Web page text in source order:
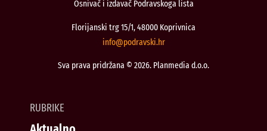
Osnivač i izdavač Podravskoga lista
Florijanski trg 15/1, 48000 Koprivnica
rh.iksvardop
@ofni
Sva prava pridržana © 2026. Planmedia d.o.o.
RUBRIKE